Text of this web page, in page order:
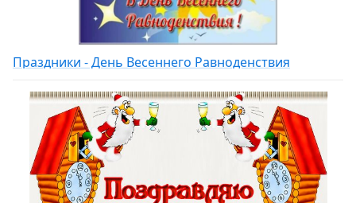
Праздники - День Весеннего Равноденствия